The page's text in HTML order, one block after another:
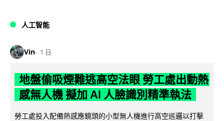
人工智能
Vin 1 日
地盤偷吸煙難逃高空法眼 勞工處出動熱
感無人機 擬加 AI 人臉識別精準執法
勞工處投入配備熱感應鏡頭的小型無人機進行高空巡邏以打擊